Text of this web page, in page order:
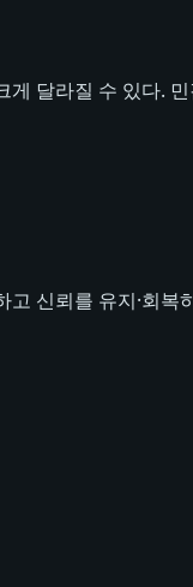
달라질 수 있다.
고 신뢰를 유지·회복